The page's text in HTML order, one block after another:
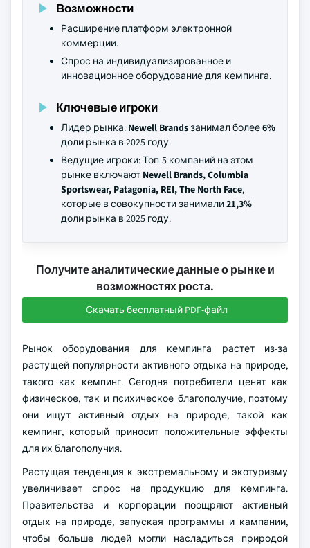
Возможности
Расширение платформ электронной
коммерции.
Спрос на индивидуализированное и
инновационное оборудование для кемпинга.
Ключевые игроки
Лидер рынка: Newell Brandsзанимал более6%
доли рынка в 2025 году.
Ведущие игроки: Топ-5 компаний на этом
рынке включают Newell Brands, Columbia
Sportswear, Patagonia, REI, The North Face,
которые в совокупности занимали21,3%
доли рынка в 2025 году.
Получите аналитические данные о рынке и
возможностях роста.
Скачать бесплатный PDF-файл
Рынок оборудования для кемпинга растет из-за
растущей популярности активного отдыха на природе,
такого как кемпинг. Сегодня потребители ценят как
физическое, так и психическое благополучие, поэтому
они ищут активный отдых на природе, такой как
кемпинг, который приносит положительные эффекты
для их благополучия.
Растущая тенденция к экстремальному и экотуризму
увеличивает спрос на продукцию для кемпинга.
Правительства и корпорации поощряют активный
отдых на природе, запуская программы и кампании,
чтобы больше людей могли насладиться природой